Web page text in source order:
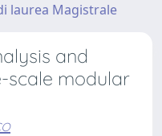
laurea Magistrale
and
scale modular